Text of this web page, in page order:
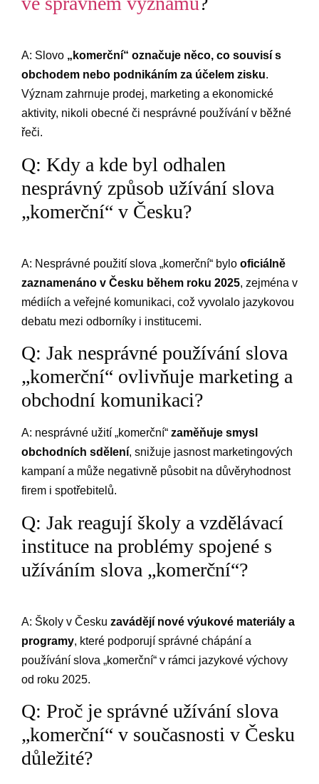
A: Slovo „komerční“ označuje něco, co ⁤souvisí s
obchodem nebo podnikáním za účelem zisku.
Význam zahrnuje prodej,‍ marketing ⁣a ekonomické
⁤aktivity, ⁣nikoli obecné či nesprávné používání v běžné
řeči.
Q: Kdy a ‍kde byl odhalen
nesprávný způsob užívání slova
„komerční“ v Česku?
A: Nesprávné ⁣použití‍ slova „komerční“ bylo oficiálně
zaznamenáno ​v Česku během roku 2025, zejména v
médiích a veřejné komunikaci, což vyvolalo jazykovou
debatu mezi odborníky i institucemi.
Q: Jak nesprávné používání⁤ slova
„komerční“ ‍ovlivňuje marketing a
obchodní komunikaci?
A: ​nesprávné ⁢užití „komerční“ zaměňuje smysl
obchodních ‌sdělení, snižuje⁢ jasnost marketingových
kampaní a může negativně působit na ⁣důvěryhodnost⁢
firem i spotřebitelů.
Q: Jak reagují školy a vzdělávací
instituce na ‌problémy spojené s
užíváním slova „komerční“?
A: Školy v Česku zavádějí⁢ nové výukové materiály a‌
programy, které podporují správné chápání a
používání⁢ slova „komerční“ ‍v rámci jazykové výchovy
⁤od roku 2025.
Q: Proč je správné užívání​ slova
„komerční“ v současnosti v⁢ Česku‌
důležité?